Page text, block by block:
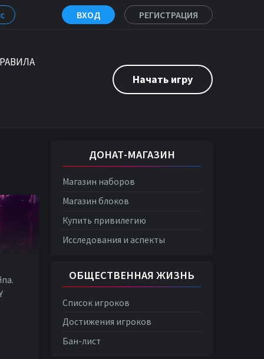
ВХОД РЕГИСТРАЦИЯ
Начать игру
ДОНАТ-МАГАЗИН
Магазин наборов
Магазин блоков
Купить привилегию
Исследования и аспекты
ОБЩЕСТВЕННАЯ ЖИЗНЬ
Список игроков
Достижения игроков
Бан-лист